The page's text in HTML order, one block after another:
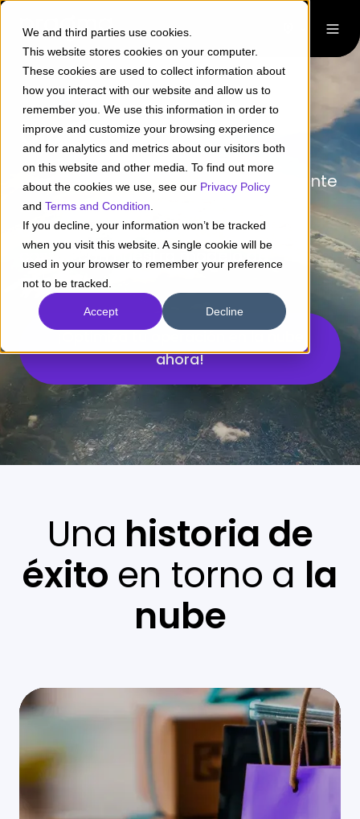
We and third parties use cookies.
This website stores cookies on your computer.
These cookies are used to collect information about
how you interact with our website and allow us to
remember you. We use this information in order to
improve and customize your browsing experience
and for analytics and metrics about our visitors both
on this website and other media. To find out more
about the cookies we use, see our Privacy Policy
and Terms and Condition
If you decline, your information won’t be tracked
when you visit this website. A single cookie will be
used in your browser to remember your preference
not to be tracked.
Accept Decline
Cloud Ops360
Lleva tu operación de nube al siguiente
nivel de eficiencia y seguridad.
Garantiza la continuidad y optimiza
costos con nuestro modelo de
gobierno.
ahora!
Una historia de
éxito en torno a la
nube